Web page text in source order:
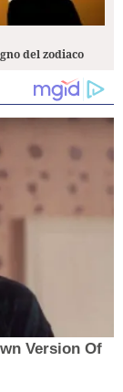
del zodiaco
Version Of